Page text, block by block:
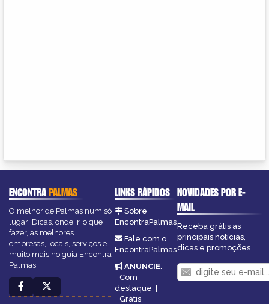
ENCONTRAPALMAS
O melhor de Palmas num só
lugar! Dicas, onde ir, o que
fazer, as melhores
empresas, locais, serviços e
muito mais no guia Encontra
Palmas.
LINKS RÁPIDOS
Sobre
EncontraPalmas
Fale com o
EncontraPalmas
ANUNCIE:
Com
destaque |
Grátis
NOVIDADES POR E-
MAIL
Receba grátis as
principais notícias,
dicas e promoções